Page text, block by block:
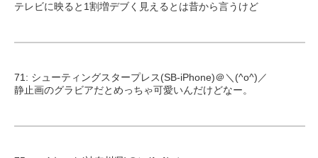
テレビに映ると1割増デブく見えるとは昔から言うけど
71: シューティングスタープレス(SB-iPhone)＠＼(^o^)／
静止画のグラビアだとめっちゃ可愛いんだけどなー。